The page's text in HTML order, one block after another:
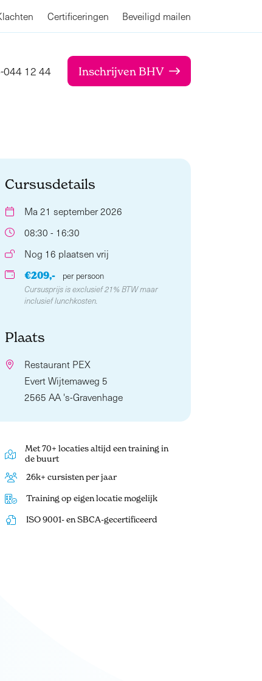
Certificeringen Beveiligd mailen
044 12 44 Inschrijven BHV
Cursusdetails
Ma 21 september 2026
08:30 - 16:30
Nog 16 plaatsen vrij
€209,-
per persoon
Cursusprijs is exclusief 21% BTW maar
inclusief lunchkosten.
Plaats
Restaurant PEX
Evert Wijtemaweg 5
2565 AA 's-Gravenhage
Met 70+ locaties altijd een training in
de buurt
26k+ cursisten per jaar
Training op eigen locatie mogelijk
ISO 9001- en SBCA-gecertificeerd